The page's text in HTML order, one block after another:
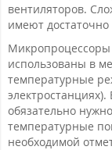
вентиляторов.
имеют
Микропроцессоры
использованы в
температурные
обязательно
температурные
необходимой